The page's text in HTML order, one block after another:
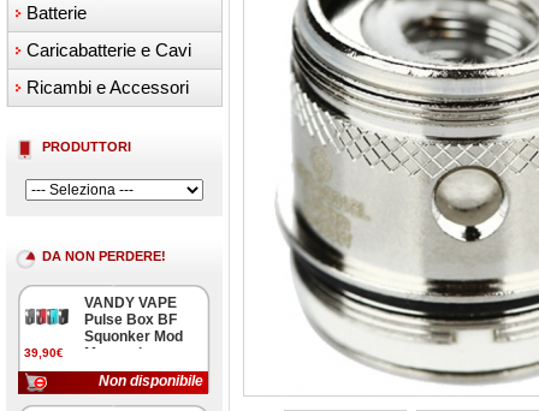
Batterie
Caricabatterie e Cavi
Ricambi e Accessori
PRODUTTORI
DA NON PERDERE!
39,90€
VANDY VAPE
Pulse Box BF
Squonker Mod
Meccanica
Non disponibile